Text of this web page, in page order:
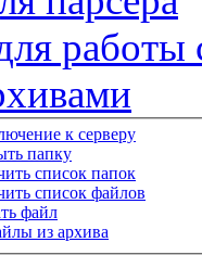
работы
к серверу
папку
список папок
список файлов
файл
из архива